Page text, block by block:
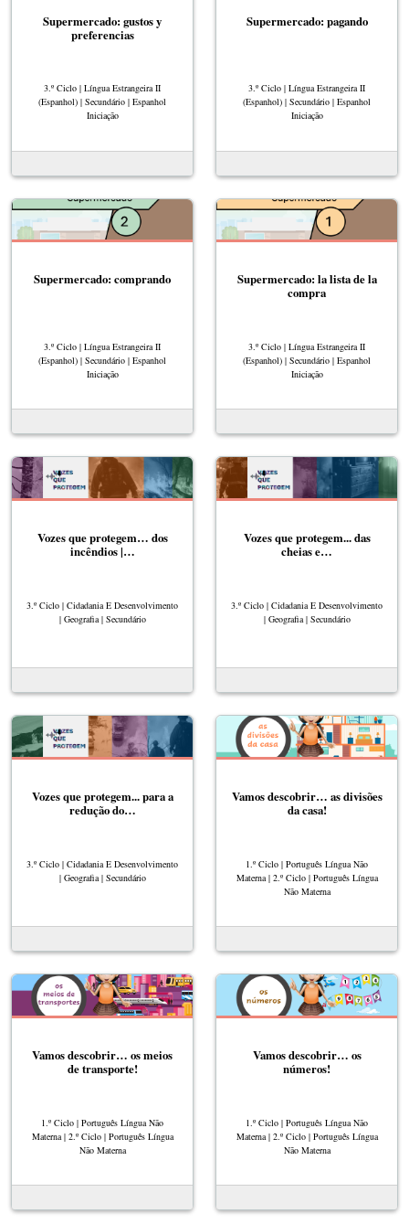
Supermercado: gustos y
preferencias
3.º Ciclo | Língua Estrangeira II
(Espanhol) | Secundário | Espanhol
Iniciação
Supermercado: pagando
3.º Ciclo | Língua Estrangeira II
(Espanhol) | Secundário | Espanhol
Iniciação
Supermercado: comprando
3.º Ciclo | Língua Estrangeira II
(Espanhol) | Secundário | Espanhol
Iniciação
Supermercado: la lista de la
compra
3.º Ciclo | Língua Estrangeira II
(Espanhol) | Secundário | Espanhol
Iniciação
Vozes que protegem… dos
incêndios |…
3.º Ciclo | Cidadania E Desenvolvimento
| Geografia | Secundário
Vozes que protegem... das
cheias e…
3.º Ciclo | Cidadania E Desenvolvimento
| Geografia | Secundário
Vozes que protegem... para a
redução do…
3.º Ciclo | Cidadania E Desenvolvimento
| Geografia | Secundário
Vamos descobrir… as divisões
da casa!
1.º Ciclo | Português Língua Não
Materna | 2.º Ciclo | Português Língua
Não Materna
Vamos descobrir… os meios
de transporte!
1.º Ciclo | Português Língua Não
Materna | 2.º Ciclo | Português Língua
Não Materna
Vamos descobrir… os
números!
1.º Ciclo | Português Língua Não
Materna | 2.º Ciclo | Português Língua
Não Materna